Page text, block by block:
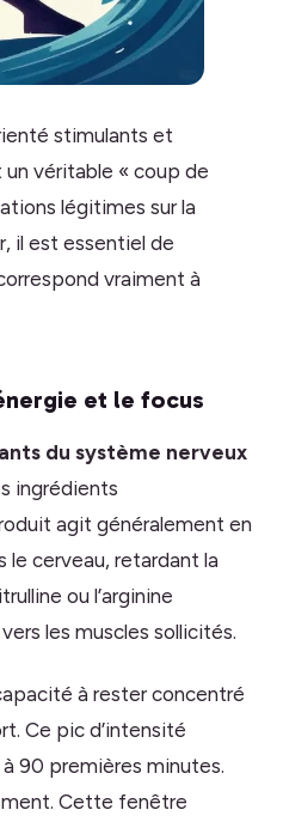
stimulants et
véritable « coup de
légitimes sur la
il est essentiel de
vraiment à
et le focus
du système nerveux
ingrédients
agit généralement en
le cerveau, retardant la
ou l’arginine
les muscles sollicités.
à rester concentré
Ce pic d’intensité
90 premières minutes.
Cette fenêtre